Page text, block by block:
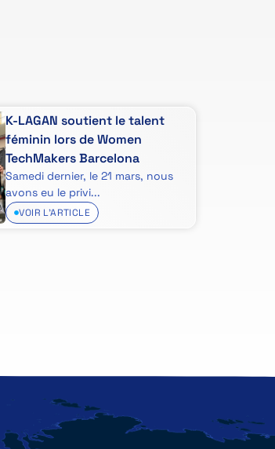
K-LAGAN soutient le talent
féminin lors de Women
TechMakers Barcelona
Samedi dernier, le 21 mars, nous
avons eu le privi...
VOIR L'ARTICLE